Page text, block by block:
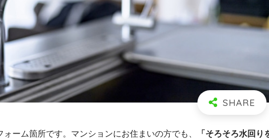
ォーム箇所です。マンションにお住まいの方でも、
「そろそろ水回り